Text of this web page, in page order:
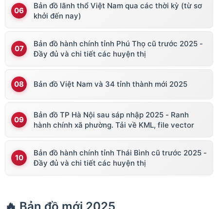
Bản đồ lãnh thổ Việt Nam qua các thời kỳ (từ sơ
khởi đến nay)
Bản đồ hành chính tỉnh Phú Thọ cũ trước 2025 -
Đầy đủ và chi tiết các huyện thị
Bản đồ Việt Nam và 34 tỉnh thành mới 2025
Bản đồ TP Hà Nội sau sáp nhập 2025 - Ranh
hành chính xã phường. Tải về KML, file vector
Bản đồ hành chính tỉnh Thái Bình cũ trước 2025 -
Đầy đủ và chi tiết các huyện thị
🔥 Bản đồ mới 2025